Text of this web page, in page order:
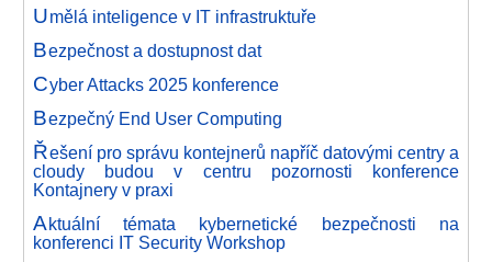
Umělá inteligence v IT infrastruktuře
Bezpečnost a dostupnost dat
Cyber Attacks 2025 konference
Bezpečný End User Computing
Řešení pro správu kontejnerů napříč datovými centry a
cloudy budou v centru pozornosti konference
Kontajnery v praxi
Aktuální témata kybernetické bezpečnosti na
konferenci IT Security Workshop